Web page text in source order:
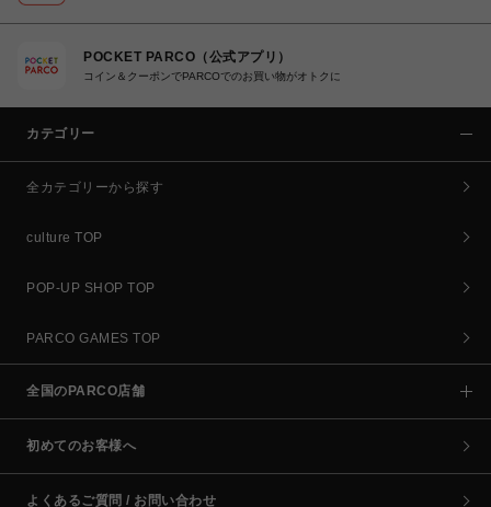
POCKET PARCO（公式アプリ）
コイン＆クーポンでPARCOでのお買い物がオトクに
カテゴリー
全カテゴリーから探す
culture TOP
POP-UP SHOP TOP
PARCO GAMES TOP
全国のPARCO店舗
初めてのお客様へ
よくあるご質問 / お問い合わせ